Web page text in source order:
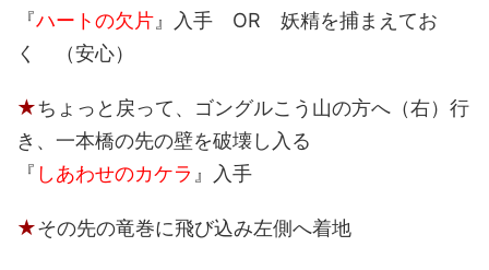
『ハートの欠片 』入手 OR 妖精を捕まえてお
く （安心）
★ちょっと戻って、ゴングルこう山の方へ（右）行
き、一本橋の先の壁を破壊し入る
『 しあわせのカケラ 』入手
★その先の竜巻に飛び込み左側へ着地